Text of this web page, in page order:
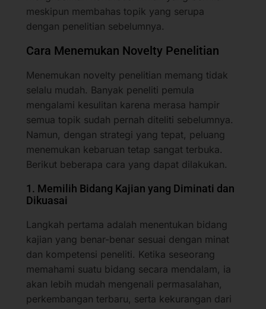
meskipun membahas topik yang serupa
dengan penelitian sebelumnya.
Cara Menemukan Novelty Penelitian
Menemukan novelty penelitian memang tidak
selalu mudah. Banyak peneliti pemula
mengalami kesulitan karena merasa hampir
semua topik sudah pernah diteliti sebelumnya.
Namun, dengan strategi yang tepat, peluang
menemukan kebaruan tetap sangat terbuka.
Berikut beberapa cara yang dapat dilakukan.
1. Memilih Bidang Kajian yang Diminati dan
Dikuasai
Langkah pertama adalah menentukan bidang
kajian yang benar-benar sesuai dengan minat
dan kompetensi peneliti. Ketika seseorang
memahami suatu bidang secara mendalam, ia
akan lebih mudah mengenali permasalahan,
perkembangan terbaru, serta kekurangan dari